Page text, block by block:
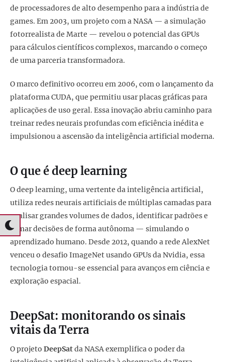
de processadores de alto desempenho para a indústria de
games. Em 2003, um projeto com a NASA — a simulação
fotorrealista de Marte — revelou o potencial das GPUs
para cálculos científicos complexos, marcando o começo
de uma parceria transformadora.
O marco definitivo ocorreu em 2006, com o lançamento da
plataforma CUDA, que permitiu usar placas gráficas para
aplicações de uso geral. Essa inovação abriu caminho para
treinar redes neurais profundas com eficiência inédita e
impulsionou a ascensão da inteligência artificial moderna.
O que é deep learning
O deep learning, uma vertente da inteligência artificial,
utiliza redes neurais artificiais de múltiplas camadas para
analisar grandes volumes de dados, identificar padrões e
tomar decisões de forma autônoma — simulando o
aprendizado humano. Desde 2012, quando a rede AlexNet
venceu o desafio ImageNet usando GPUs da Nvidia, essa
tecnologia tornou-se essencial para avanços em ciência e
exploração espacial.
DeepSat: monitorando os sinais
vitais da Terra
O projeto DeepSatda NASA exemplifica o poder da